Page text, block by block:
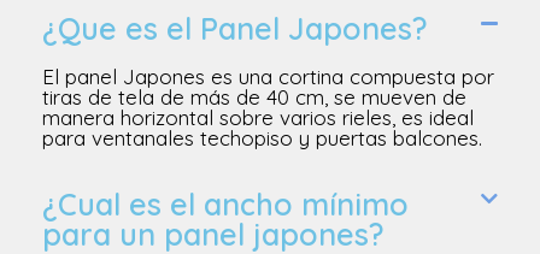
¿Que es el Panel Japones?
El panel Japones es una cortina compuesta por
tiras de tela de más de 40 cm, se mueven de
manera horizontal sobre varios rieles, es ideal
para ventanales techopiso y puertas balcones.
¿Cual es el ancho mínimo
para un panel japones?